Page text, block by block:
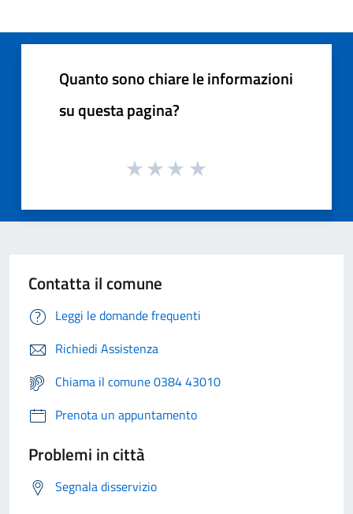
Quanto sono chiare le informazioni
su questa pagina?
Contatta il comune
Leggi le domande frequenti
Richiedi Assistenza
Chiama il comune 0384 43010
Prenota un appuntamento
Problemi in città
Segnala disservizio